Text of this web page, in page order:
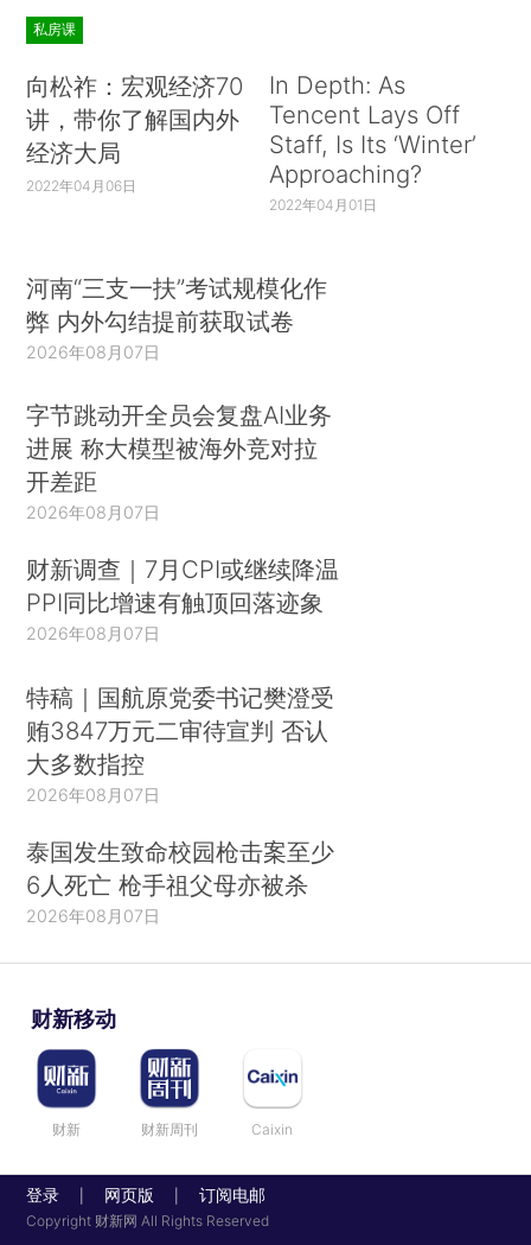
私房课
向松祚：宏观经济70
讲，带你了解国内外
经济大局
2022年04月06日
In Depth: As
Tencent Lays Off
Staff, Is Its ‘Winter’
Approaching?
2022年04月01日
河南“三支一扶”考试规模化作
弊 内外勾结提前获取试卷
2026年08月07日
字节跳动开全员会复盘AI业务
进展 称大模型被海外竞对拉
开差距
2026年08月07日
财新调查｜7月CPI或继续降温
PPI同比增速有触顶回落迹象
2026年08月07日
特稿｜国航原党委书记樊澄受
贿3847万元二审待宣判 否认
大多数指控
2026年08月07日
泰国发生致命校园枪击案至少
6人死亡 枪手祖父母亦被杀
2026年08月07日
财新移动
财新 财新周刊 Caixin
登录 网页版 订阅电邮
Copyright 财新网 All Rights Reserved